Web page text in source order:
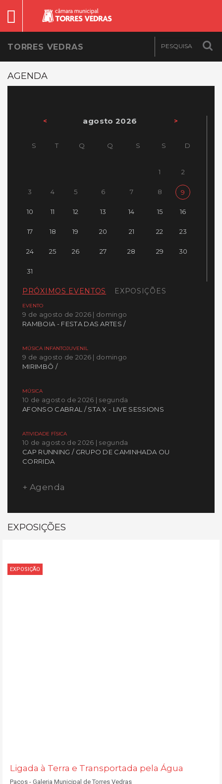
TORRES VEDRAS
AGENDA
< agosto 2026 >
S T Q Q S S D
1 2
3 4 5 6 7 8 9
10 11 12 13 14 15 16
17 18 19 20 21 22 23
24 25 26 27 28 29 30
31
PRÓXIMOS EVENTOS EXPOSIÇÕES
EVENTO
9 de agosto de 2026 | domingo
RAMBOIA - FESTA DAS ARTES /
MÚSICA INFANTOJUVENIL
9 de agosto de 2026 | domingo
MIRIMBÔ /
MÚSICA
10 de agosto de 2026 | segunda
AFONSO CABRAL / STA X - LIVE SESSIONS
ATIVIDADE FÍSICA
10 de agosto de 2026 | segunda
CAP RUNNING / GRUPO DE CAMINHADA OU
CORRIDA
+ Agenda
EXPOSIÇÕES
EXPOSIÇÃO
Ligada à Terra e Transportada pela Água
Paços - Galeria Municipal de Torres Vedras